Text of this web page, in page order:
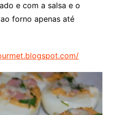
e com a salsa e o
forno apenas até